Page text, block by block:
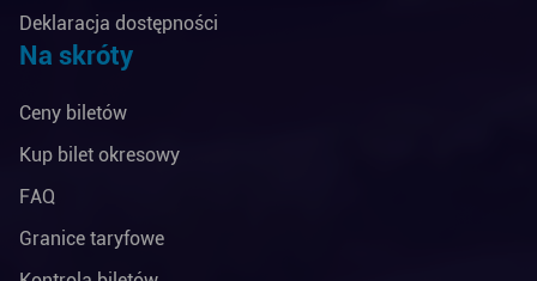
Deklaracja dostępności
Na skróty
Ceny biletów
Kup bilet okresowy
FAQ
Granice taryfowe